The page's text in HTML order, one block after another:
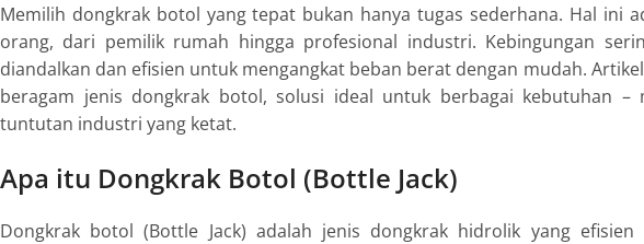
Memilih dongkrak botol yang tepat bukan hanya tugas sederhana. Hal ini
orang, dari pemilik rumah hingga profesional industri. Kebingungan
diandalkan dan efisien untuk mengangkat beban berat dengan mudah.
beragam jenis dongkrak botol, solusi ideal untuk berbagai kebutuhan
tuntutan industri yang ketat.
Apa itu Dongkrak Botol (Bottle Jack)
Dongkrak botol (Bottle Jack) adalah jenis dongkrak hidrolik yang